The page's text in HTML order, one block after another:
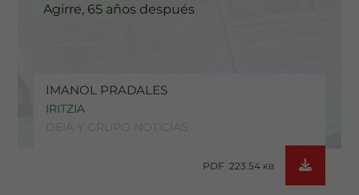
Agirre, 65 años después
IMANOL PRADALES
IRITZIA
PDF 223.54 KB